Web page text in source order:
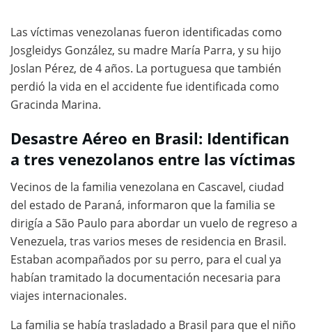
Las víctimas venezolanas fueron identificadas como
Josgleidys González, su madre María Parra, y su hijo
Joslan Pérez, de 4 años. La portuguesa que también
perdió la vida en el accidente fue identificada como
Gracinda Marina.
Desastre Aéreo en Brasil: Identifican
a tres venezolanos entre las víctimas
Vecinos de la familia venezolana en Cascavel, ciudad
del estado de Paraná, informaron que la familia se
dirigía a São Paulo para abordar un vuelo de regreso a
Venezuela, tras varios meses de residencia en Brasil.
Estaban acompañados por su perro, para el cual ya
habían tramitado la documentación necesaria para
viajes internacionales.
La familia se había trasladado a Brasil para que el niño